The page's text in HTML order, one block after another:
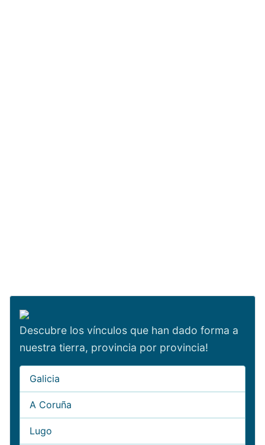
Descubre los vínculos que han dado forma a
nuestra tierra, provincia por provincia!
Galicia
A Coruña
Lugo